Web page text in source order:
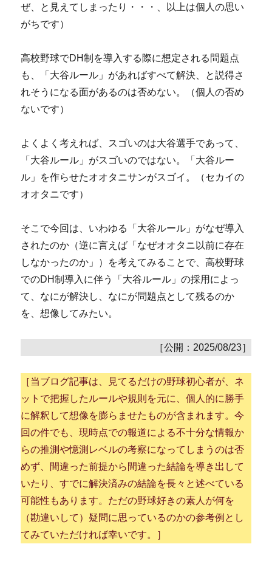
ぜ、と見えてしまったり・・・、以上は個人の思い
がちです）
高校野球でDH制を導入する際に想定される問題点
も、「大谷ルール」があればすべて解決、と説得さ
れそうになる面があるのは否めない。（個人の否め
ないです）
よくよく考えれば、スゴいのは大谷選手であって、
「大谷ルール」がスゴいのではない。「大谷ルー
ル」を作らせたオオタニサンがスゴイ。（セカイの
オオタニです）
そこで今回は、いわゆる「大谷ルール」がなぜ導入
されたのか（逆に言えば「なぜオオタニ以前に存在
しなかったのか」）を考えてみることで、高校野球
でのDH制導入に伴う「大谷ルール」の採用によっ
て、なにが解決し、なにが問題点として残るのか
を、想像してみたい。
［公開：2025/08/23］
［当ブログ記事は、見てるだけの野球初心者が、ネ
ットで把握したルールや規則を元に、個人的に勝手
に解釈して想像を膨らませたものが含まれます。今
回の件でも、現時点での報道による不十分な情報か
らの推測や憶測レベルの考察になってしまうのは否
めず、間違った前提から間違った結論を導き出して
いたり、すでに解決済みの結論を長々と述べている
可能性もあります。ただの野球好きの素人が何を
（勘違いして）疑問に思っているのかの参考例とし
てみていただければ幸いです。］